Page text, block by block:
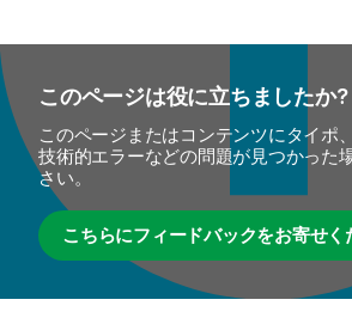
このページは役に立ちましたか?
このページまたはコンテンツにタイポ
技術的エラーなどの問題が見つかった
さい。
こちらにフィードバックをお寄せく